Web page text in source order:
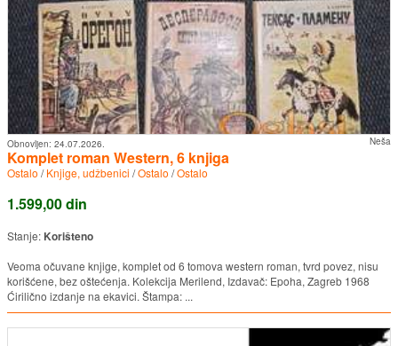
Neša
Obnovljen: 24.07.2026.
Komplet roman Western, 6 knjiga
Ostalo /Knjige, udžbenici /Ostalo /Ostalo
1.599,00 din
Stanje: Korišteno
Veoma očuvane knjige, komplet od 6 tomova western roman, tvrd povez, nisu
korišćene, bez oštećenja. Kolekcija Merilend, Izdavač: Epoha, Zagreb 1968
Ćirilično izdanje na ekavici. Štampa: ...